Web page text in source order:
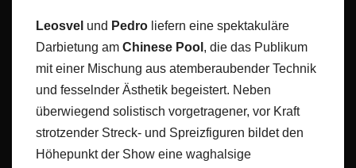
Leosvel und Pedro liefern eine spektakuläre
Darbietung am Chinese Pool , die das Publikum
mit einer Mischung aus atemberaubender Technik
und fesselnder Ästhetik begeistert. Neben
überwiegend solistisch vorgetragener, vor Kraft
strotzender Streck- und Spreizfiguren bildet den
Höhepunkt der Show eine waghalsige